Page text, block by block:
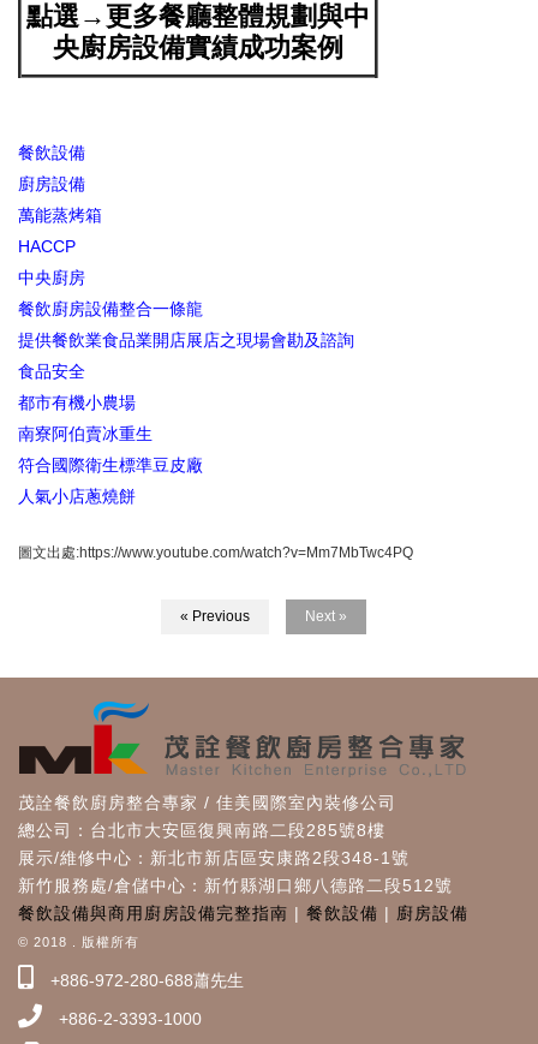
點選→更多餐廳整體規劃與中
央廚房設備實績成功案例
餐飲設備
廚房設備
萬能蒸烤箱
HACCP
中央廚房
餐飲廚房設備整合一條龍
提供餐飲業食品業開店展店之現場會勘及諮詢
食品安全
都市有機小農場
南寮阿伯賣冰重生
符合國際衛生標準豆皮廠
人氣小店蔥燒餅
圖文出處:https://www.youtube.com/watch?v=Mm7MbTwc4PQ
« Previous Next »
茂詮餐飲廚房整合專家 / 佳美國際室內裝修公司
總公司：台北市大安區復興南路二段285號8樓
展示/維修中心：新北市新店區安康路2段348-1號
新竹服務處/倉儲中心：新竹縣湖口鄉八德路二段512號
餐飲設備與商用廚房設備完整指南 | 餐飲設備 | 廚房設備
© 2018 . 版權所有
+886-972-280-688蕭先生
+886-2-3393-1000